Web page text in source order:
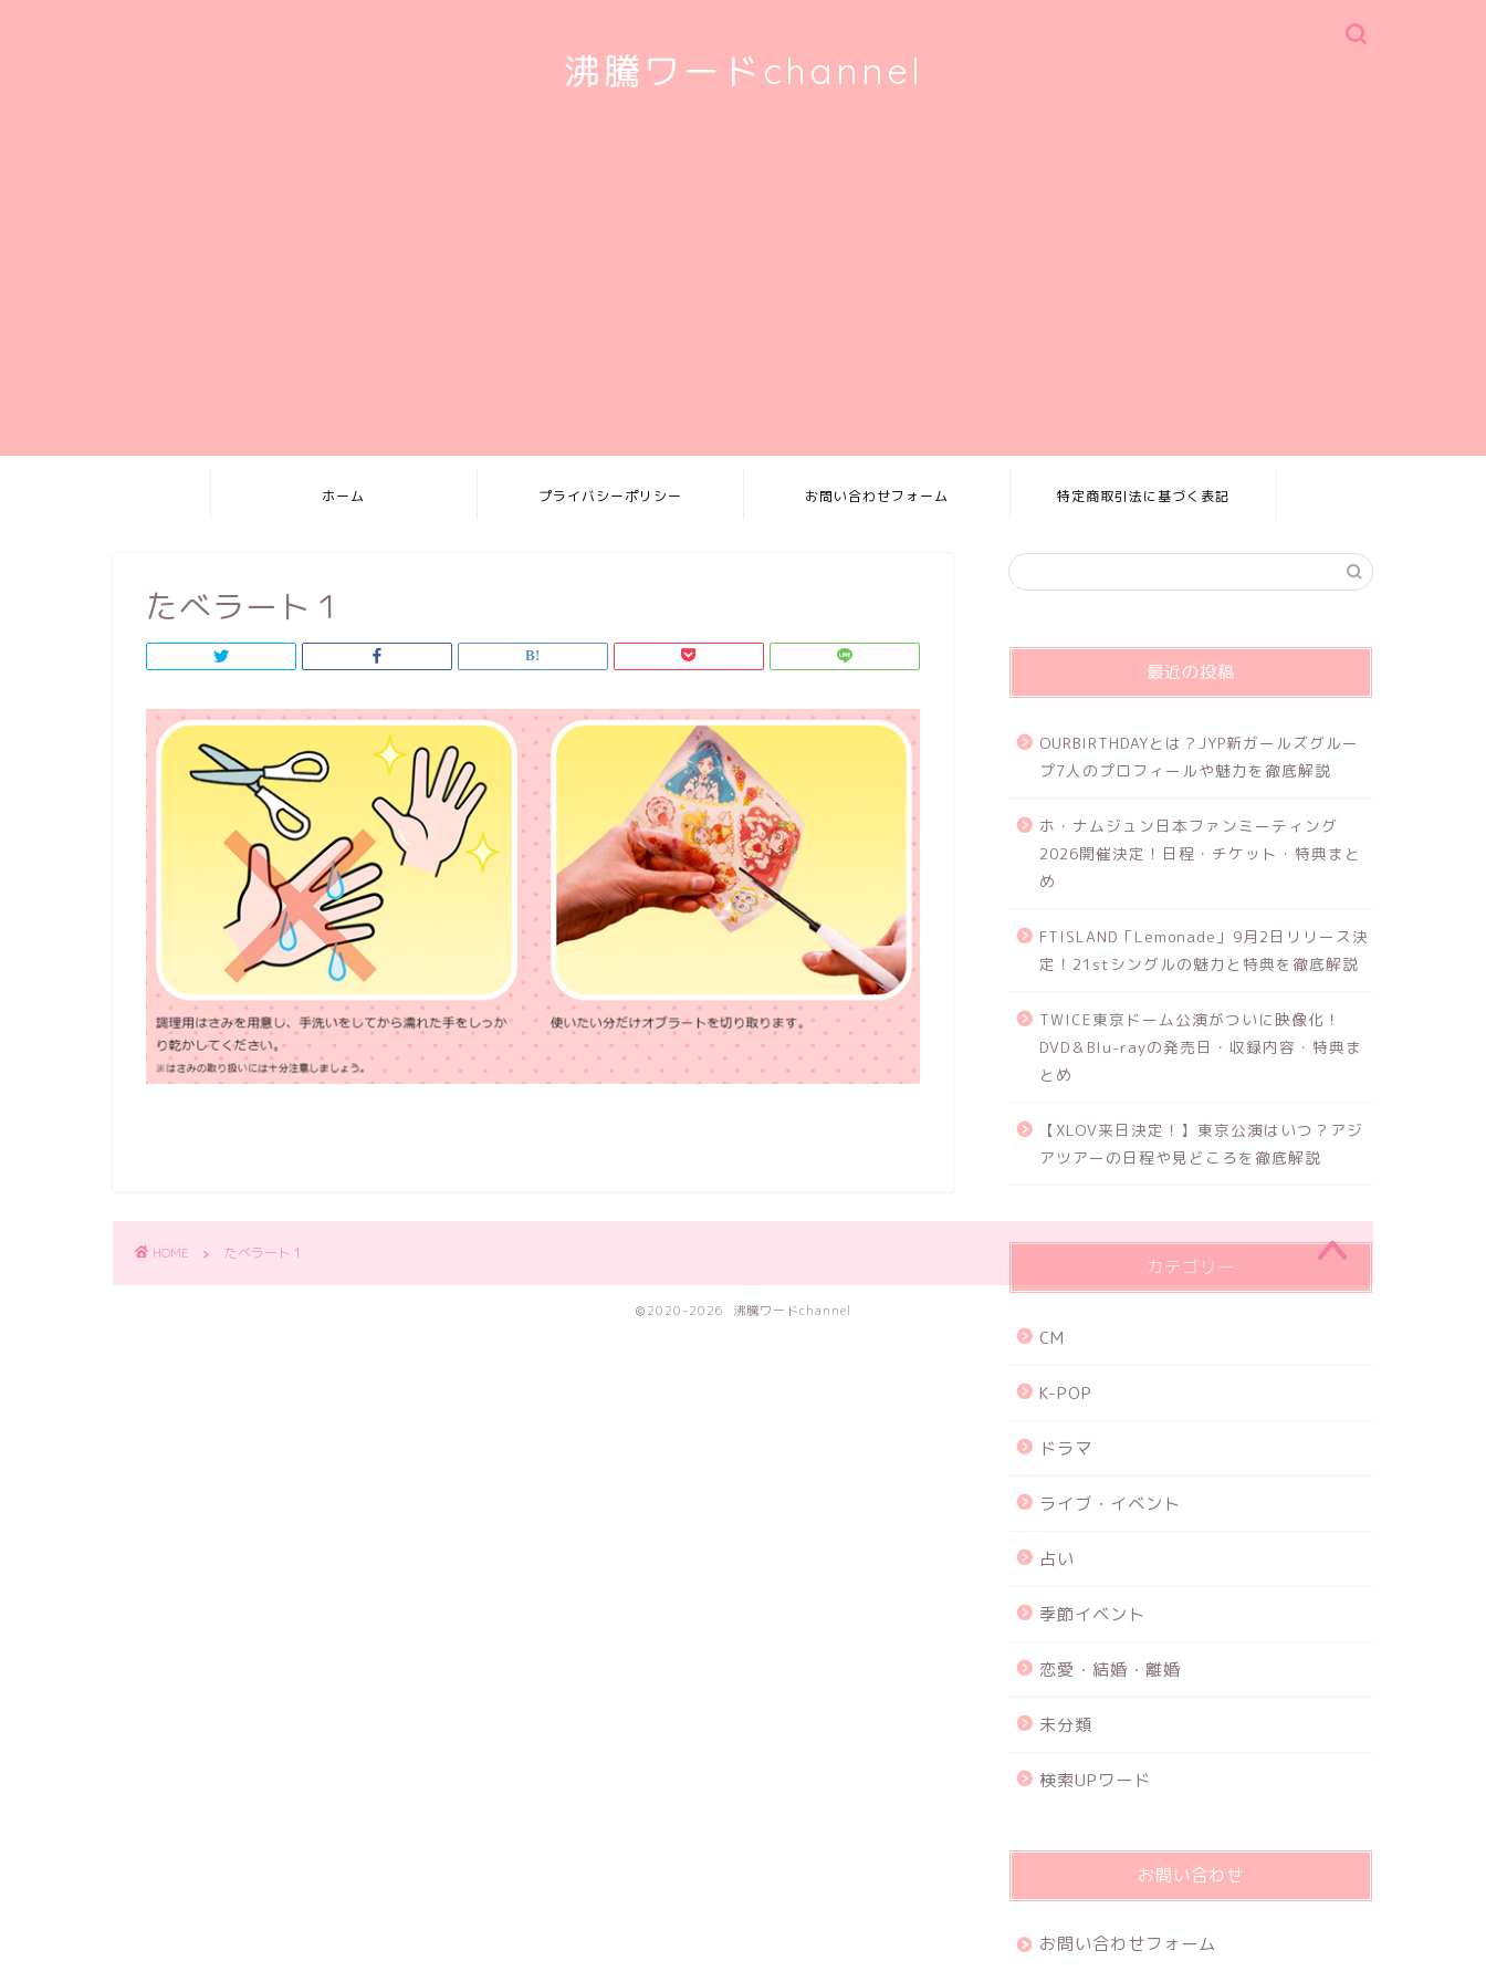
沸騰ワードchannel
ホーム プライバシーポリシー お問い合わせフォーム 特定商取引法に基づく表記
たべラート１
最近の投稿
OURBIRTHDAYとは？JYP新ガールズグルー
プ7人のプロフィールや魅力を徹底解説
ホ・ナムジュン日本ファンミーティング
2026開催決定！日程・チケット・特典まと
め
FTISLAND「Lemonade」9月2日リリース決
定！21stシングルの魅力と特典を徹底解説
TWICE東京ドーム公演がついに映像化！
DVD＆Blu-rayの発売日・収録内容・特典ま
とめ
【XLOV来日決定！】東京公演はいつ？アジ
アツアーの日程や見どころを徹底解説
カテゴリー
CM
K-POP
ドラマ
ライブ・イベント
占い
季節イベント
恋愛・結婚・離婚
未分類
検索UPワード
お問い合わせ
お問い合わせフォーム
HOME たべラート１
2020–2026 沸騰ワードchannel